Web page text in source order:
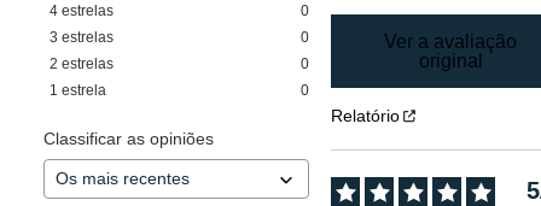
4 estrelas
0
3 estrelas
0
2 estrelas
0
1 estrela 0
Classificar as opiniões
Ver a avaliação
original
Relatório
5